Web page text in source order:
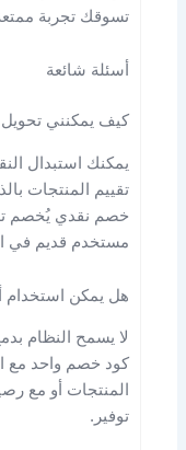
تسوقك تجربة
أسئلة شائعة
كيف يمكنني
يمكنك استبدال
تقييم المنتجات
خصم نقدي يُخصم
مستخدم قديم في
هل يمكن استخدام
لا يسمح النظام
كود خصم واحد مع
المنتجات أو مع
توفير.